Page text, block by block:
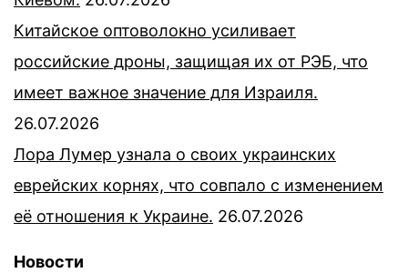
Китайское оптоволокно усиливает
российские дроны, защищая их от РЭБ, что
имеет важное значение для Израиля.
26.07.2026
Лора Лумер узнала о своих украинских
еврейских корнях, что совпало с изменением
её отношения к Украине. 26.07.2026
Новости